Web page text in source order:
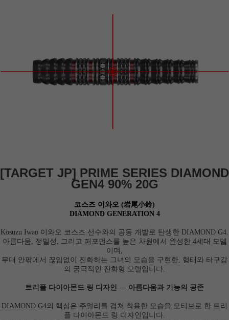
[TARGET JP] PRIME SERIES DIAMOND
GEN4 90% 20G
코스즈 이와오 (岩尾小鈴)
DIAMOND GENERATION 4
Kosuzu Iwao 이와오 코스즈 선수와의 공동 개발로 탄생한 DIAMOND G4.
아름다움, 정밀성, 그리고 퍼포먼스를 높은 차원에서 완성한 4세대 모델
이며,
무대 안팎에서 끊임없이 진화하는 그녀의 모습을 구현한, 형태와 타구감
의 궁극적인 진화형 모델입니다.
트리플 다이아몬드 링 디자인 ― 아름다움과 기능의 공존
DIAMOND G4의 핵심은 주얼리를 겹쳐 착용한 모습을 모티브로 한 트리
플 다이아몬드 링 디자인입니다.